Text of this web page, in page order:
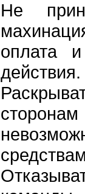
Не
оплата
действия.